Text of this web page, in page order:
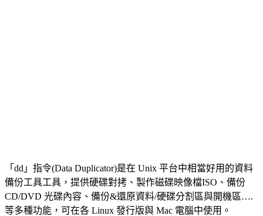
「dd」指令(Data Duplicator)是在 Unix 平台中相當好用的資料
備份工具工具，提供硬碟對拷、製作磁碟映像檔ISO、備份
CD/DVD 光碟內容、備份&還原資料/硬碟分割區與開機區….
等多種功能，可在各 Linux 發行版與 Mac 電腦中使用。